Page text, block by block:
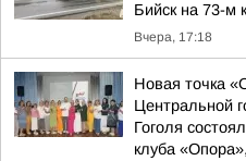
Бийск на 73-м
Вчера, 17:18
Новая точка
Центральной
Гоголя
клуба